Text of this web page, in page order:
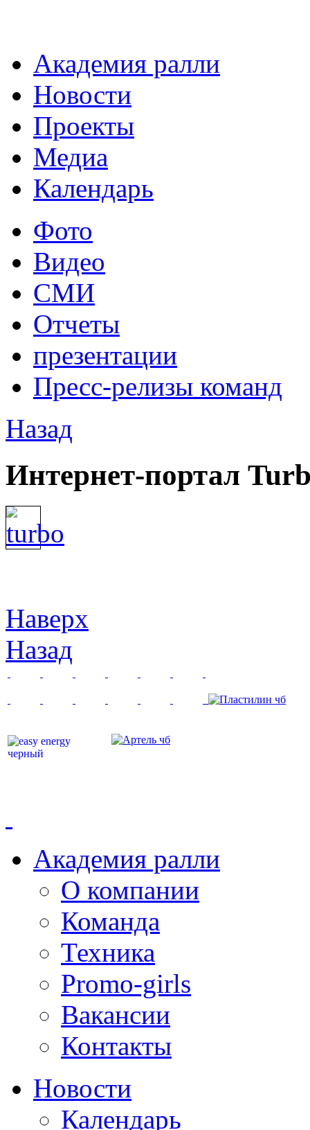
Академия ралли
Новости
Проекты
Медиа
Календарь
Фото
Видео
СМИ
Отчеты
презентации
Пресс-релизы команд
Назад
Интернет-портал
Наверх
Назад
Академия ралли
О компании
Команда
Техника
Promo-girls
Вакансии
Контакты
Новости
Календарь